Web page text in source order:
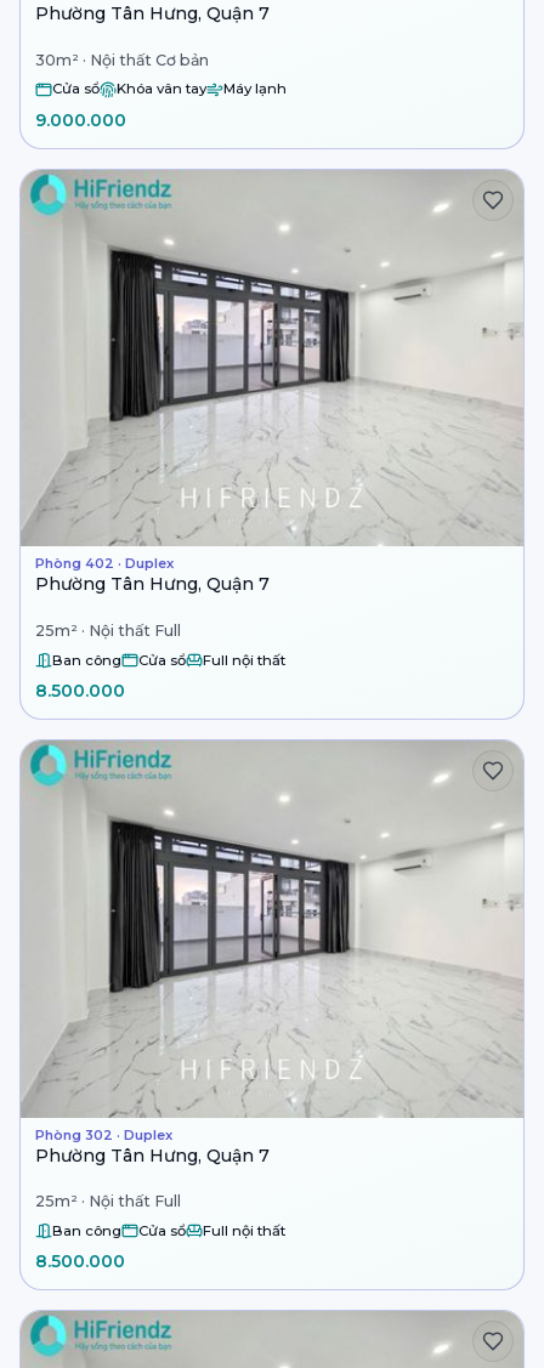
Phường Tân Hưng, Quận 7
30m² · Nội thất Cơ bản
Cửa sổ Khóa vân tay Máy lạnh
9.000.000
Phòng 402 · Duplex
Phường Tân Hưng, Quận 7
25m² · Nội thất Full
Ban công Cửa sổ Full nội thất
8.500.000
Phòng 302 · Duplex
Phường Tân Hưng, Quận 7
25m² · Nội thất Full
Ban công Cửa sổ Full nội thất
8.500.000